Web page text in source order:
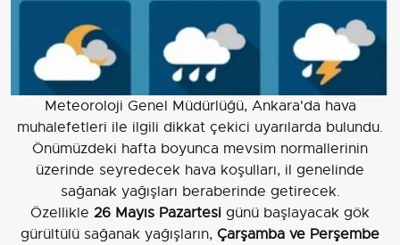
Meteoroloji Genel Müdürlüğü, Ankara'da hava
muhalefetleri ile ilgili dikkat çekici uyarılarda bulundu.
Önümüzdeki hafta boyunca mevsim normallerinin
üzerinde seyredecek hava koşulları, il genelinde
sağanak yağışları beraberinde getirecek.
Özellikle 26 Mayıs Pazartesi günü başlayacak gök
gürültülü sağanak yağışların, Çarşamba ve Perşembe